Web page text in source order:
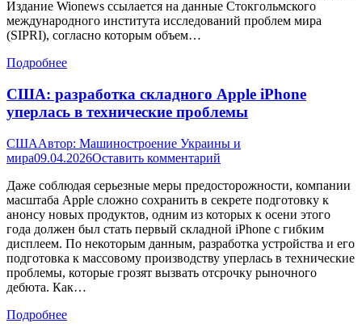
Издание Wionews ссылается на данные Стокгольмского
международного института исследований проблем мира
(SIPRI), согласно которым объем…
Подробнее
США: разработка складного Apple iPhone
уперлась в технические проблемы
СШААвтор: Машиностроение Украины и
мира09.04.2026Оставить комментарий
Даже соблюдая серьезные меры предосторожности, компании
масштаба Apple сложно сохранить в секрете подготовку к
анонсу новых продуктов, одним из которых к осени этого
года должен был стать первый складной iPhone с гибким
дисплеем. По некоторым данным, разработка устройства и его
подготовка к массовому производству уперлась в технические
проблемы, которые грозят вызвать отсрочку рыночного
дебюта. Как…
Подробнее